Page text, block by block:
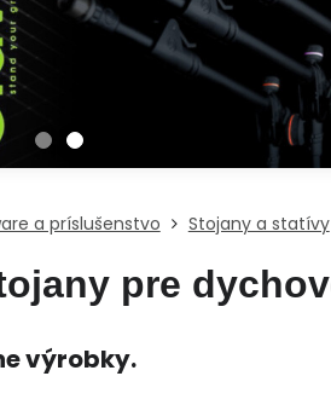
a príslušenstvo Stojany a statívy
pre